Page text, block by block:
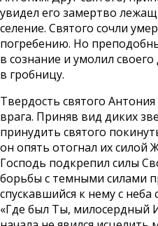
увидел его замертво
селение. Святого сочли
погребению. Но
в сознание и умолил
в гробницу.
Твердость святого
врага. Приняв вид диких
принудить святого
он опять отогнал их силой
Господь подкрепил силы
борьбы с темными силами
спускавшийся к нему с неба
«Где был Ты, милосердный